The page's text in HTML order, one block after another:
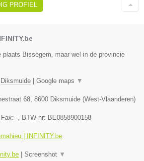
PROFIEL
plaats Bissegem, maar wel in de provincie
Diksmuide Google maps ▼
68, 8600 Diksmuide (West-Vlaanderen)
-, BTW-nr: BE0858900158
| INFINITY.be
Screenshot ▼